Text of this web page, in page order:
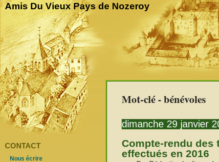
Amis Du Vieux Pays de Nozeroy
Mot-clé - bénévoles
dimanche 29 janvier
Compte-rendu des
effectués en 2016
CONTACT
Nous écrire